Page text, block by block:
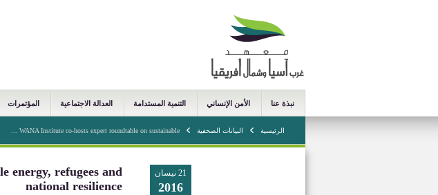
نبذة عنا الأمن الإنساني التنمية المستدامة العدالة الاجتماعية المؤتمرات
الرئيسية البيانات الصحفية WANA Institute co-hosts expert roundtable on sustainable ...
21 نيسان
2016
energy, refugees and
national resilience